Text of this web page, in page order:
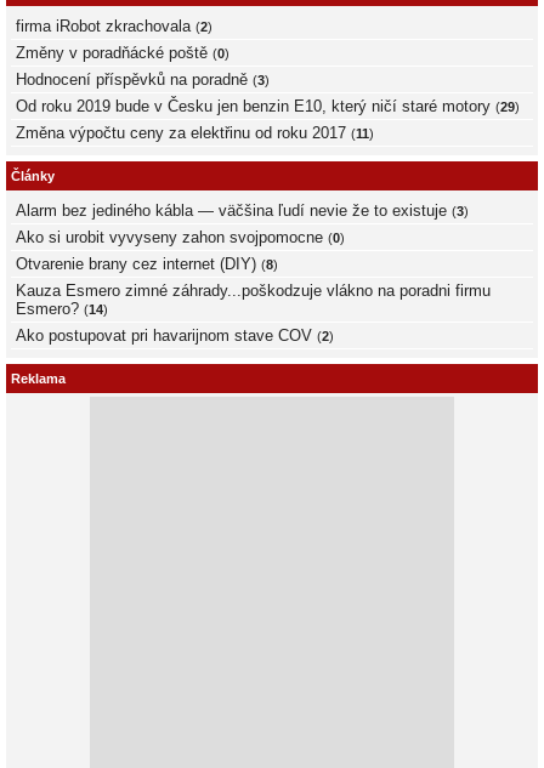
firma iRobot zkrachovala (2)
Změny v poradňácké poště (0)
Hodnocení příspěvků na poradně (3)
Od roku 2019 bude v Česku jen benzin E10, který ničí staré motory (29)
Změna výpočtu ceny za elektřinu od roku 2017 (11)
Články
Alarm bez jediného kábla — väčšina ľudí nevie že to existuje (3)
Ako si urobit vyvyseny zahon svojpomocne (0)
Otvarenie brany cez internet (DIY) (8)
Kauza Esmero zimné záhrady...poškodzuje vlákno na poradni firmu
Esmero? (14)
Ako postupovat pri havarijnom stave COV (2)
Reklama